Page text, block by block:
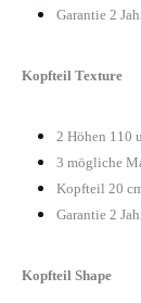
Garantie 2
Kopfteil Texture
2 Höhen 110
3 mögliche
Kopfteil 20
Garantie 2
Kopfteil Shape